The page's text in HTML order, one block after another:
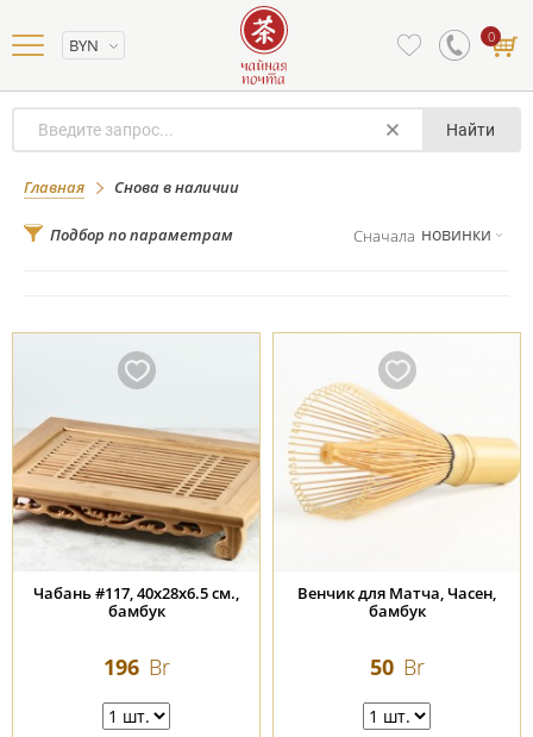
BYN 0
Найти
Главная Снова в наличии
Снова в наличии
Подбор по параметрам Сначала новинки
Чабань #117, 40x28x6.5 см.,
бамбук
196 Br
Венчик для Матча, Часен,
бамбук
50 Br